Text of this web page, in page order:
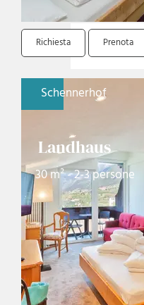
Richiesta Prenota
Schennerhof
Landhaus
30 m² - 2-3 persone